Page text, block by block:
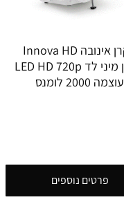
מקרן אינובה Innova HD
מקרן מיני לד LED HD 720p
עוצמה 2000 לומנס
פרטים נוספים